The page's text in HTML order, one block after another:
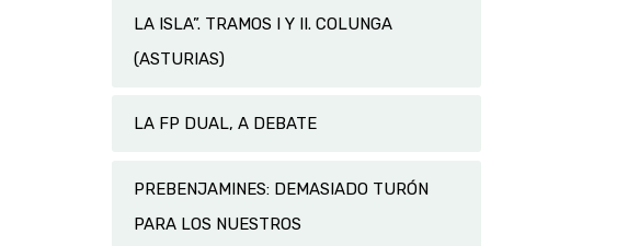
LA ISLA”. TRAMOS I Y II. COLUNGA
(ASTURIAS)
LA FP DUAL, A DEBATE
PREBENJAMINES: DEMASIADO TURÓN
PARA LOS NUESTROS